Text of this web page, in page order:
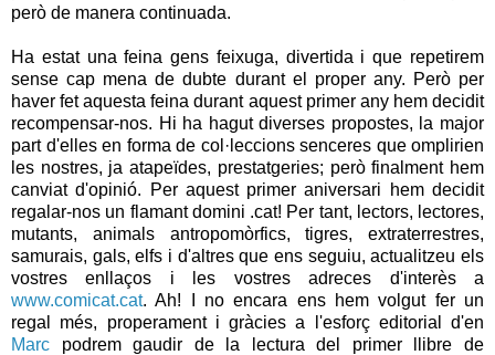
però de manera continuada.
Ha estat una feina gens feixuga, divertida i que repetirem
sense cap mena de dubte durant el proper any. Però per
haver fet aquesta feina durant aquest primer any hem decidit
recompensar-nos. Hi ha hagut diverses propostes, la major
part d'elles en forma de col·leccions senceres que omplirien
les nostres, ja atapeïdes, prestatgeries; però finalment hem
canviat d'opinió. Per aquest primer aniversari hem decidit
regalar-nos un flamant domini .cat! Per tant, lectors, lectores,
mutants, animals antropomòrfics, tigres, extraterrestres,
samurais, gals, elfs i d'altres que ens seguiu, actualitzeu els
vostres enllaços i les vostres adreces d'interès a
www.comicat.cat. Ah! I no encara ens hem volgut fer un
regal més, properament i gràcies a l'esforç editorial d'en
Marc podrem gaudir de la lectura del primer llibre de